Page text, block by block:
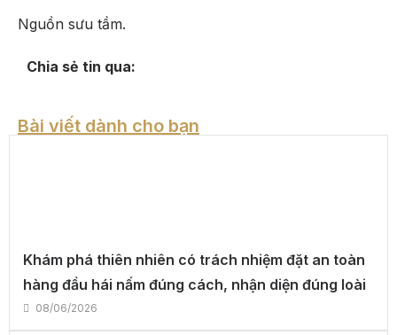
Nguồn sưu tầm.
Chia sẻ tin qua:
Bài viết dành cho bạn
Khám phá thiên nhiên có trách nhiệm đặt an toàn
hàng đầu hái nấm đúng cách, nhận diện đúng loài
08/06/2026